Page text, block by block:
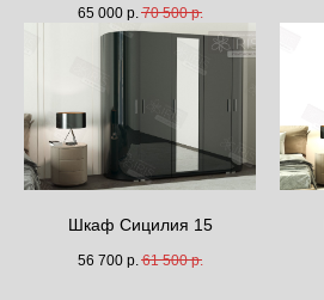
65 000 р. 70 500 р.
Шкаф Сицилия 15
56 700 р. 61 500 р.